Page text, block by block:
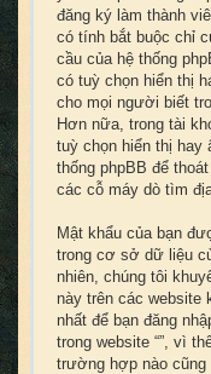
đăng ký làm thành
có tính bắt buộc chỉ
cầu của hệ thống
có tuỳ chọn hiển thị
cho mọi người biết
Hơn nữa, trong tài
tuỳ chọn hiển thị hay
thống phpBB để
các cỗ máy dò tìm
Mật khẩu của bạn
trong cơ sở dữ liệu
nhiên, chúng tôi
này trên các website
nhất để bạn đăng
trong website “”, vì
trường hợp nào cũng